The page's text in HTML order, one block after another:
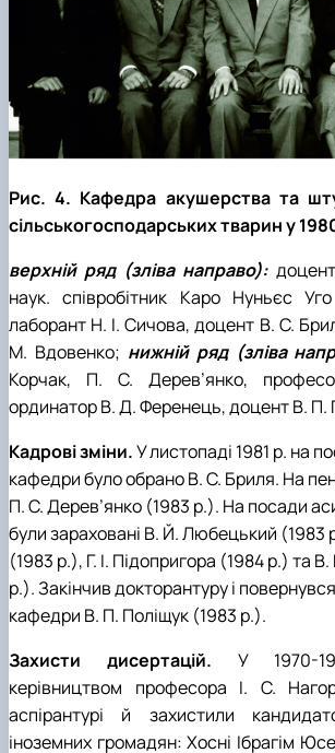
Рис. 4. Кафедра акушерства та
сільськогосподарських тварин у
верхній ряд (зліва направо):
наук. співробітник Каро Нуньєс
лаборант Н. І. Сичова, доцент В. С.
М. Вдовенко; нижній ряд (зліва
Корчак, П. С. Дерев’янко,
ординатор В. Д. Ференець, доцент В. П.
Кадрові зміни.У листопаді 1981 р. на
кафедри було обрано В. С. Бриля. На
П. С. Дерев’янко (1983 р.). На посади
були зараховані В. Й. Любецький
(1983 р.), Г. І. Підопригора (1984 р.) та
р.). Закінчив докторантуру і
кафедри В. П. Поліщук (1983 р.).
Захисти дисертацій. У 1970-
керівництвом професора І. С.
аспірантурі й захистили
іноземних громадян: Хосні Ібрагім